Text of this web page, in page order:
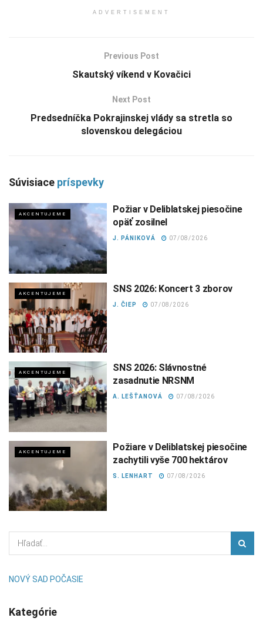
ADVERTISEMENT
Previous Post
Skautský víkend v Kovačici
Next Post
Predsedníčka Pokrajinskej vlády sa stretla so
slovenskou delegáciou
Súvisiace príspevky
AKCENTUJEME
Požiar v Deliblatskej piesočine
opäť zosilnel
J. PÁNIKOVÁ 07/08/2026
AKCENTUJEME SNS 2026: Koncert 3 zborov
J. ČIEP 07/08/2026
AKCENTUJEME
SNS 2026: Slávnostné
zasadnutie NRSNM
A. LEŠŤANOVÁ 07/08/2026
AKCENTUJEME
Požiare v Deliblatskej piesočine
zachytili vyše 700 hektárov
S. LENHART 07/08/2026
NOVÝ SAD POČASIE
Kategórie